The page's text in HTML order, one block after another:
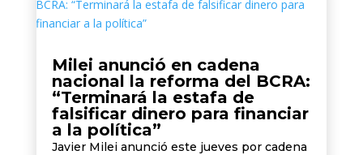
Milei anunció en cadena
nacional la reforma del BCRA:
“Terminará la estafa de
falsificar dinero para financiar
a la política”
Javier Milei anunció este jueves por cadena